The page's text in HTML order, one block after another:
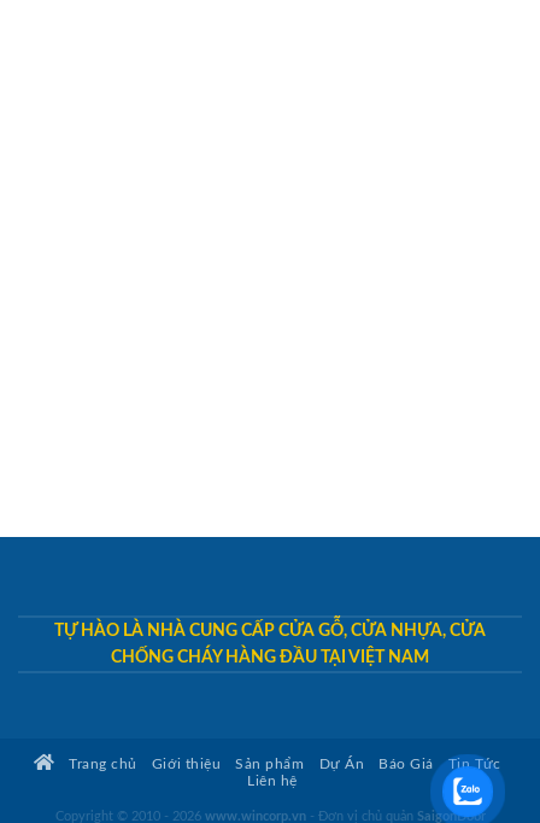
TỰ HÀO LÀ NHÀ CUNG CẤP CỬA GỖ, CỬA NHỰA, CỬA
CHỐNG CHÁY HÀNG ĐẦU TẠI VIỆT NAM
Trang chủ Giới thiệu Sản phẩm Dự Án Báo Giá
Tin Tức
Liên hệ
Copyright © 2010 - 2026 www.wincorp.vn- Đơn vị chủ quản SaigonDoor